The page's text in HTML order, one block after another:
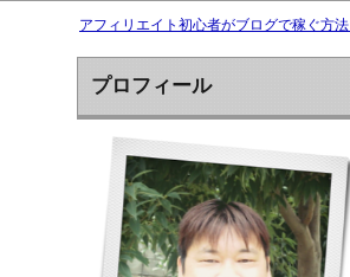
アフィリエイト初心者がブログで稼ぐ方
プロフィール